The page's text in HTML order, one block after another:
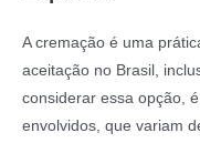
A cremação é uma
aceitação no Brasil,
considerar essa opção,
envolvidos, que variam